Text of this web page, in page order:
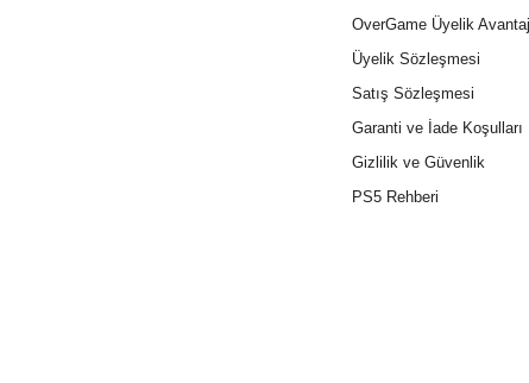
OverGame Üyelik
Üyelik Sözleşmesi
Satış Sözleşmesi
Garanti ve İade Koşulları
Gizlilik ve Güvenlik
PS5 Rehberi